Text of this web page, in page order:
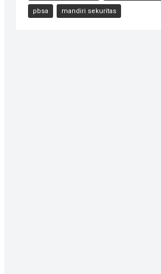
pbsa mandiri sekuritas